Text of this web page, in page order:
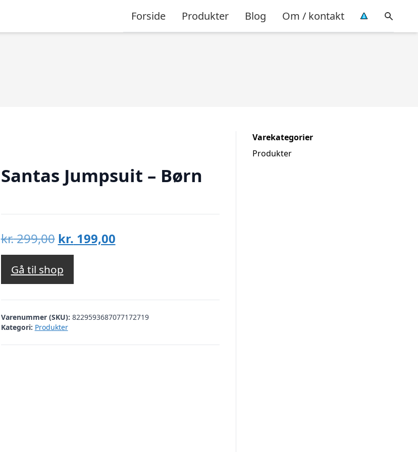
Forside Produkter Blog Om / kontakt
Santas Jumpsuit – Børn
kr.299,00 Den
oprindelige
pris
var:
kr. 299,00.
kr. 199,00Den
kr. 199,00.
Gå til shop
Varenummer (SKU): 8229593687077172719
Kategori: Produkter
Varekategorier
Produkter